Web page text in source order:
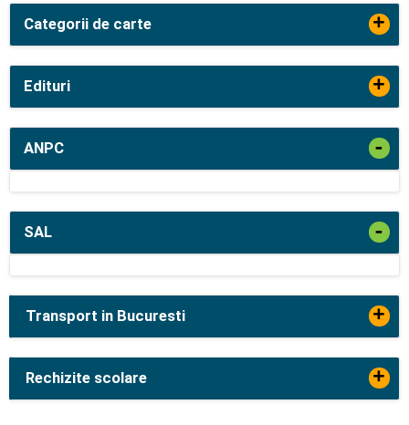
Categorii de carte +
Edituri +
ANPC -
SAL -
Transport in Bucuresti +
Rechizite scolare +